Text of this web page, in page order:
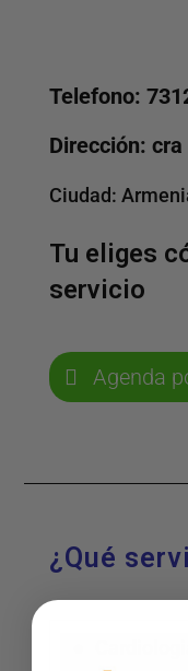
Telefono:
Dirección:
Ciudad:
Tu eliges
servicio
Agenda
¿Qué